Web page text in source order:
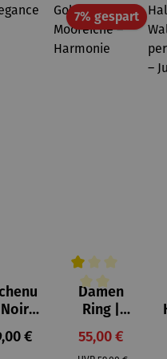
Preis:
€
7% gespart
Damen
Ring |
Gold &
Mooreich
Verkaufspreis:
55,00 €
Regulärer Preis: